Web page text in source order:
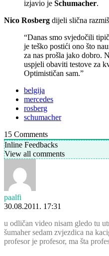
izjavio je Schumacher.
Nico Rosberg dijeli slična
“Danas smo svjedočili
je teško postići ono što
za nas prošla jako dobro.
uspjeli obaviti testove za
Optimističan sam.”
belgija
mercedes
rosberg
schumacher
15 Comments
Inline Feedbacks
View all comments
paalfi
30.08.2011. 17:31
u odličan video nisam gledo tu
šumaher sedam zvjezdica na
profesor je profesor, ma šta